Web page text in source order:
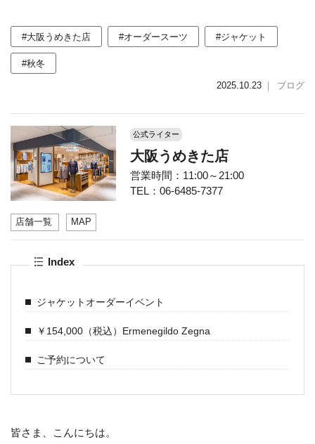
#大阪うめきた店 #オーダースーツ #ジャケット
#秋冬
2025.10.23 ｜ ブログ
公式ライター
大阪うめきた店
営業時間：11:00～21:00
TEL：06-6485-7377
店舗一覧 MAP
Index
ジャケットオーダーイベント
￥154,000（税込）Ermenegildo Zegna
ご予約について
皆さま、こんにちは。